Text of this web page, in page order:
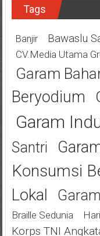
Tags
Banjir Bawaslu
CV.Media Utama
Garam
Beryodium
Garam
Santri
Konsumsi
Lokal
Braille Sedunia
Korps TNI